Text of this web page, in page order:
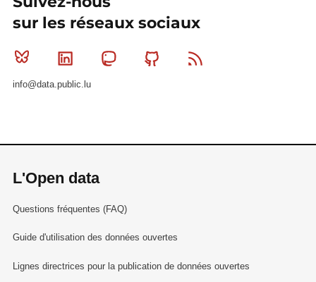
sur les réseaux sociaux
Bluesky Linkedin MastodonGithub
info@data.public.lu
L'Open data
Questions fréquentes (FAQ)
Guide d'utilisation des données ouvertes
Lignes directrices pour la publication de données ouvertes